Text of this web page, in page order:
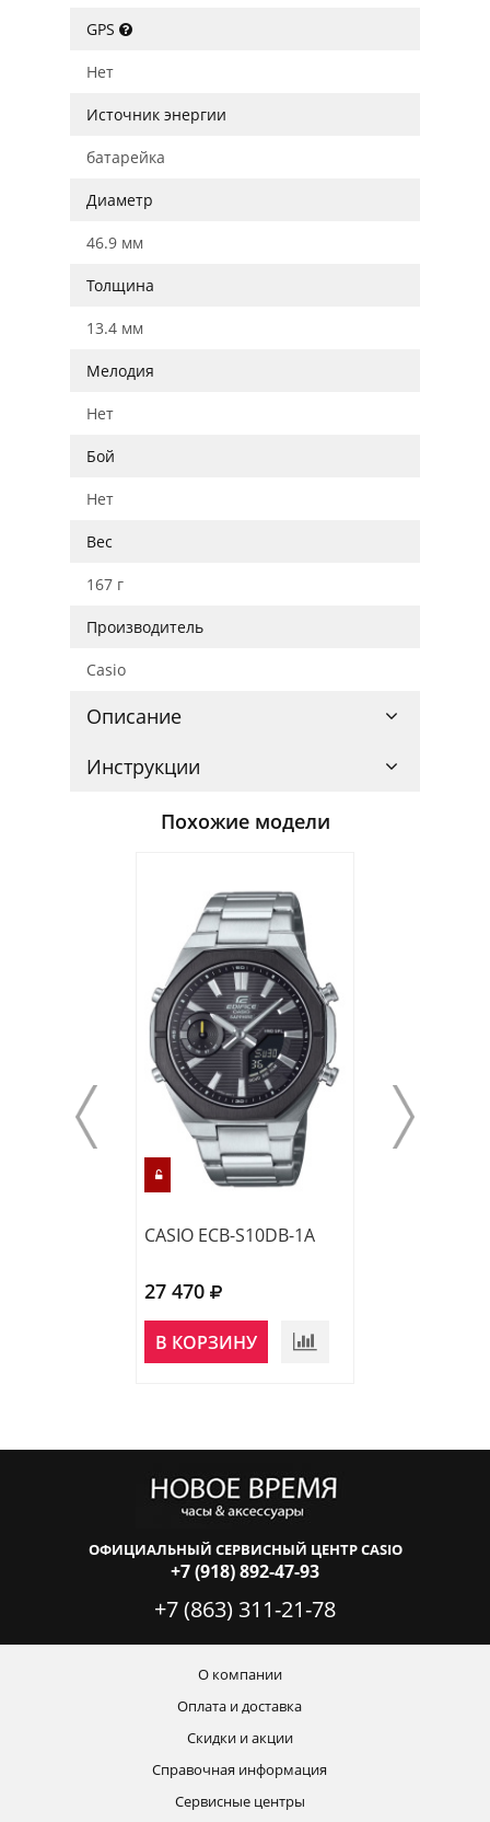
GPS
Нет
Источник энергии
батарейка
Диаметр
46.9 мм
Толщина
13.4 мм
Мелодия
Нет
Бой
Нет
Вес
167 г
Производитель
Casio
Описание
Инструкции
Похожие модели
CASIO ECB-S10DB-1A
27 470
В КОРЗИНУ
ОФИЦИАЛЬНЫЙ СЕРВИСНЫЙ ЦЕНТР CASIO
+7 (918) 892-47-93
+7 (863) 311-21-78
О компании
Оплата и доставка
Скидки и акции
Справочная информация
Сервисные центры